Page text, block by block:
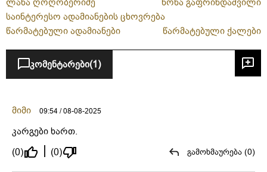
საინტერესო ადამიანების ცხოვრება
წარმატებული ადამიანები
წარმატებული ქალები
კომენტარები(1)
მიმი 09:54 / 08-08-2025
კარგები ხართ.
(0)
(0) გამოხმაურება (0)